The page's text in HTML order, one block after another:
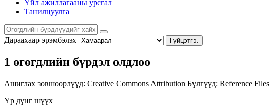
Үйл ажиллагааны урсгал
Танилцуулга
Дараахаар эрэмбэлэх Гүйцэтгэ.
1 өгөгдлийн бүрдэл олдлоо
Ашиглах зөвшөөрлүүд: Creative Commons Attribution Бүлгүүд: Reference Files
Үр дүнг шүүх